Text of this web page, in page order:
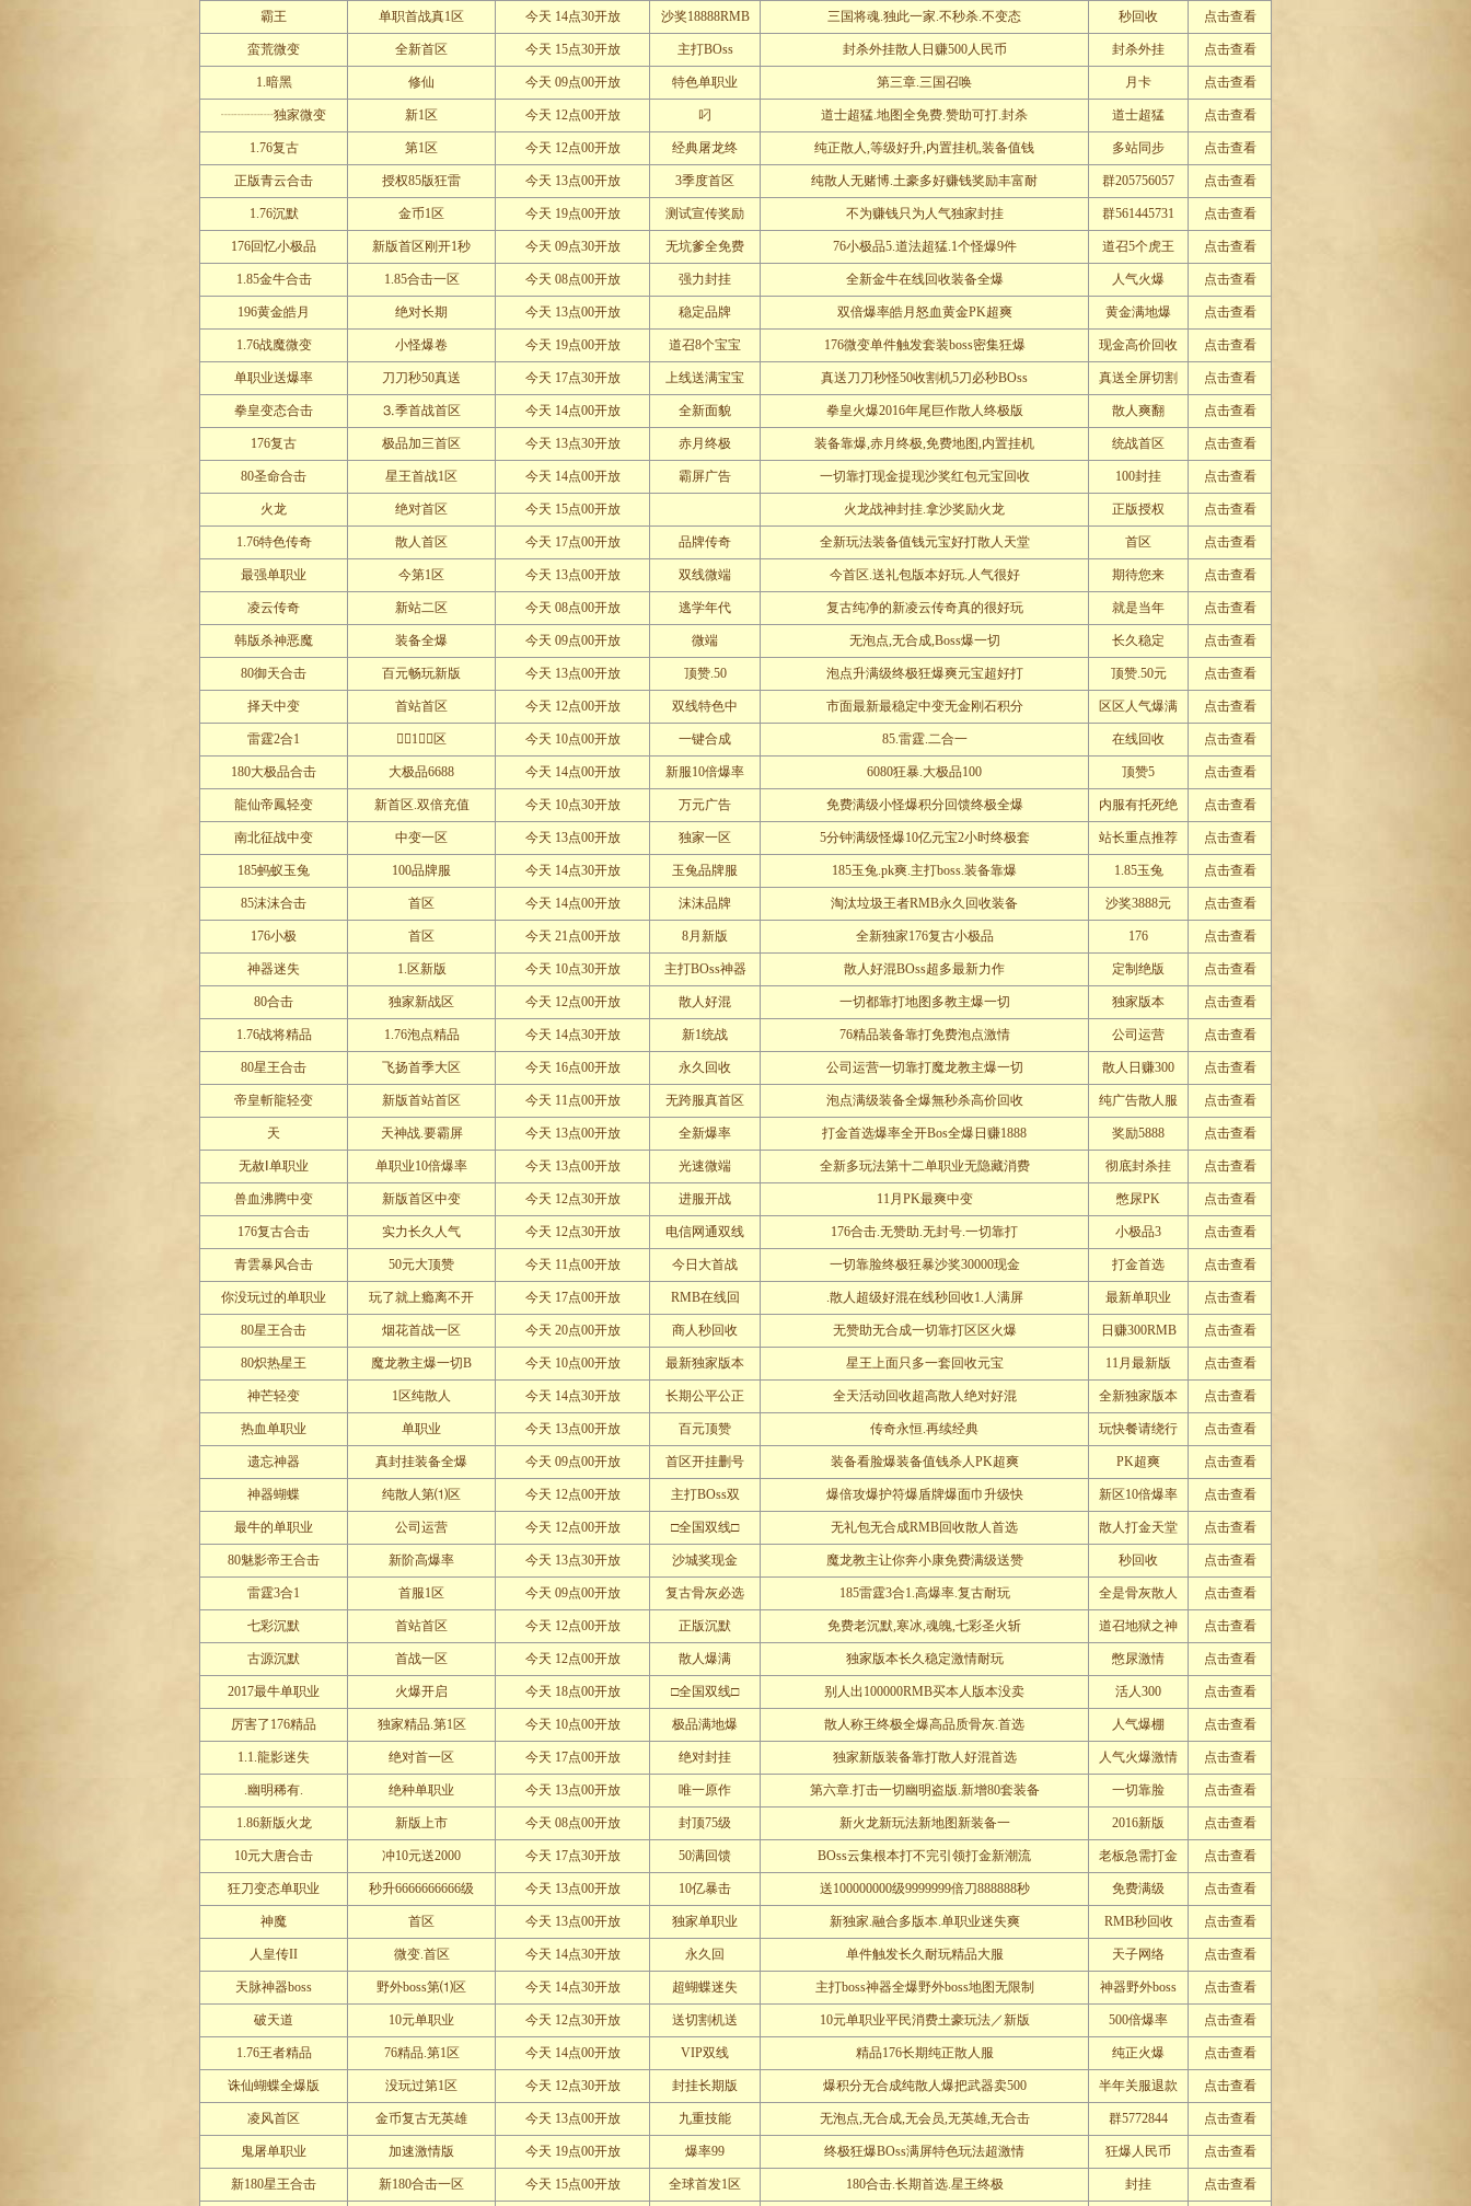
霸王 单职首战真1区 今天 14点30开放 沙奖18888RMB 三国将魂.独此一家.不秒杀.不变态 秒回收 点击查看
蛮荒微变 全新首区 今天 15点30开放 主打BOss 封杀外挂散人日赚500人民币 封杀外挂 点击查看
1.暗黑 修仙 今天 09点00开放 特色单职业 第三章.三国召唤 月卡 点击查看
┈┈┈┈独家微变 新1区 今天 12点00开放 叼 道士超猛.地图全免费.赞助可打.封杀 道士超猛 点击查看
1.76复古 第1区 今天 12点00开放 经典屠龙终 纯正散人,等级好升,内置挂机,装备值钱 多站同步 点击查看
正版青云合击 授权85版狂雷 今天 13点00开放 3季度首区 纯散人无赌博.土豪多好赚钱奖励丰富耐 群205756057 点击查看
1.76沉默 金币1区 今天 19点00开放 测试宣传奖励 不为赚钱只为人气独家封挂 群561445731 点击查看
176回忆小极品 新版首区刚开1秒 今天 09点30开放 无坑爹全免费 76小极品5.道法超猛.1个怪爆9件 道召5个虎王 点击查看
1.85金牛合击 1.85合击一区 今天 08点00开放 强力封挂 全新金牛在线回收装备全爆 人气火爆 点击查看
196黄金皓月 绝对长期 今天 13点00开放 稳定品牌 双倍爆率皓月怒血黄金PK超爽 黄金满地爆 点击查看
1.76战魔微变 小怪爆卷 今天 19点00开放 道召8个宝宝 176微变单件触发套装boss密集狂爆 现金高价回收 点击查看
单职业送爆率 刀刀秒50真送 今天 17点30开放 上线送满宝宝 真送刀刀秒怪50收割机5刀必秒BOss 真送全屏切割 点击查看
拳皇变态合击 ⒊季首战首区 今天 14点00开放 全新面貌 拳皇火爆2016年尾巨作散人终极版 散人爽翻 点击查看
176复古 极品加三首区 今天 13点30开放 赤月终极 装备靠爆,赤月终极,免费地图,内置挂机 统战首区 点击查看
80圣命合击 星王首战1区 今天 14点00开放 霸屏广告 一切靠打现金提现沙奖红包元宝回收 100封挂 点击查看
火龙 绝对首区 今天 15点00开放 火龙战神封挂.拿沙奖励火龙 正版授权 点击查看
1.76特色传奇 散人首区 今天 17点00开放 品牌传奇 全新玩法装备值钱元宝好打散人天堂 首区 点击查看
最强单职业 今第1区 今天 13点00开放 双线微端 今首区.送礼包版本好玩.人气很好 期待您来 点击查看
凌云传奇 新站二区 今天 08点00开放 逃学年代 复古纯净的新凌云传奇真的很好玩 就是当年 点击查看
韩版杀神恶魔 装备全爆 今天 09点00开放 微端 无泡点,无合成,Boss爆一切 长久稳定 点击查看
80御天合击 百元畅玩新版 今天 13点00开放 顶赞.50 泡点升满级终极狂爆爽元宝超好打 顶赞.50元 点击查看
择天中变 首站首区 今天 12点00开放 双线特色中 市面最新最稳定中变无金刚石积分 区区人气爆满 点击查看
雷霆2合1 1区 今天 10点00开放 一键合成 85.雷霆.二合一 在线回收 点击查看
180大极品合击 大极品6688 今天 14点00开放 新服10倍爆率 6080狂暴.大极品100 顶赞5 点击查看
龍仙帝鳳轻变 新首区.双倍充值 今天 10点30开放 万元广告 免费满级小怪爆积分回馈终极全爆 内服有托死绝 点击查看
南北征战中变 中变一区 今天 13点00开放 独家一区 5分钟满级怪爆10亿元宝2小时终极套 站长重点推荐 点击查看
185蚂蚁玉兔 100品牌服 今天 14点30开放 玉兔品牌服 185玉兔.pk爽.主打boss.装备靠爆 1.85玉兔 点击查看
85沫沫合击 首区 今天 14点00开放 沫沫品牌 淘汰垃圾王者RMB永久回收装备 沙奖3888元 点击查看
176小极 首区 今天 21点00开放 8月新版 全新独家176复古小极品 176 点击查看
神器迷失 1.区新版 今天 10点30开放 主打BOss神器 散人好混BOss超多最新力作 定制绝版 点击查看
80合击 独家新战区 今天 12点00开放 散人好混 一切都靠打地图多教主爆一切 独家版本 点击查看
1.76战将精品 1.76泡点精品 今天 14点30开放 新1统战 76精品装备靠打免费泡点激情 公司运营 点击查看
80星王合击 飞扬首季大区 今天 16点00开放 永久回收 公司运营一切靠打魔龙教主爆一切 散人日赚300 点击查看
帝皇斬龍轻变 新版首站首区 今天 11点00开放 无跨服真首区 泡点满级装备全爆無秒杀高价回收 纯广告散人服 点击查看
天 天神战.要霸屏 今天 13点00开放 全新爆率 打金首选爆率全开Bos全爆日赚1888 奖励5888 点击查看
无赦Ⅰ单职业 单职业10倍爆率 今天 13点00开放 光速微端 全新多玩法第十二单职业无隐藏消费 彻底封杀挂 点击查看
兽血沸腾中变 新版首区中变 今天 12点30开放 进服开战 11月PK最爽中变 憋尿PK 点击查看
176复古合击 实力长久人气 今天 12点30开放 电信网通双线 176合击.无赞助.无封号.一切靠打 小极品3 点击查看
青雲暴风合击 50元大顶赞 今天 11点00开放 今日大首战 一切靠脸终极狂暴沙奖30000现金 打金首选 点击查看
你没玩过的单职业 玩了就上瘾离不开 今天 17点00开放 RMB在线回 .散人超级好混在线秒回收1.人满屏 最新单职业 点击查看
80星王合击 烟花首战一区 今天 20点00开放 商人秒回收 无赞助无合成一切靠打区区火爆 日赚300RMB 点击查看
80炽热星王 魔龙教主爆一切B 今天 10点00开放 最新独家版本 星王上面只多一套回收元宝 11月最新版 点击查看
神芒轻变 1区纯散人 今天 14点30开放 长期公平公正 全天活动回收超高散人绝对好混 全新独家版本 点击查看
热血单职业 单职业 今天 13点00开放 百元顶赞 传奇永恒.再续经典 玩快餐请绕行 点击查看
遗忘神器 真封挂装备全爆 今天 09点00开放 首区开挂删号 装备看脸爆装备值钱杀人PK超爽 PK超爽 点击查看
神器蝴蝶 纯散人第⑴区 今天 12点00开放 主打BOss双 爆倍攻爆护符爆盾牌爆面巾升级快 新区10倍爆率 点击查看
最牛的单职业 公司运营 今天 12点00开放 □全国双线□ 无礼包无合成RMB回收散人首选 散人打金天堂 点击查看
80魅影帝王合击 新阶高爆率 今天 13点30开放 沙城奖现金 魔龙教主让你奔小康免费满级送赞 秒回收 点击查看
雷霆3合1 首服1区 今天 09点00开放 复古骨灰必选 185雷霆3合1.高爆率.复古耐玩 全是骨灰散人 点击查看
七彩沉默 首站首区 今天 12点00开放 正版沉默 免费老沉默,寒冰,魂魄,七彩圣火斩 道召地狱之神 点击查看
古源沉默 首战一区 今天 12点00开放 散人爆满 独家版本长久稳定激情耐玩 憋尿激情 点击查看
2017最牛单职业 火爆开启 今天 18点00开放 □全国双线□ 别人出100000RMB买本人版本没卖 活人300 点击查看
厉害了176精品 独家精品.第1区 今天 10点00开放 极品满地爆 散人称王终极全爆高品质骨灰.首选 人气爆棚 点击查看
1.1.龍影迷失 绝对首一区 今天 17点00开放 绝对封挂 独家新版装备靠打散人好混首选 人气火爆激情 点击查看
.幽明稀有. 绝种单职业 今天 13点00开放 唯一原作 第六章.打击一切幽明盗版.新增80套装备 一切靠脸 点击查看
1.86新版火龙 新版上市 今天 08点00开放 封顶75级 新火龙新玩法新地图新装备一 2016新版 点击查看
10元大唐合击 冲10元送2000 今天 17点30开放 50满回馈 BOss云集根本打不完引领打金新潮流 老板急需打金 点击查看
狂刀变态单职业 秒升6666666666级 今天 13点00开放 10亿暴击 送100000000级9999999倍刀888888秒 免费满级 点击查看
神魔 首区 今天 13点00开放 独家单职业 新独家.融合多版本.单职业迷失爽 RMB秒回收 点击查看
人皇传II 微变.首区 今天 14点30开放 永久回 单件触发长久耐玩精品大服 天子网络 点击查看
天脉神器boss 野外boss第⑴区 今天 14点30开放 超蝴蝶迷失 主打boss神器全爆野外boss地图无限制 神器野外boss 点击查看
破天道 10元单职业 今天 12点30开放 送切割机送 10元单职业平民消费土豪玩法／新版 500倍爆率 点击查看
1.76王者精品 76精品.第1区 今天 14点00开放 VIP双线 精品176长期纯正散人服 纯正火爆 点击查看
诛仙蝴蝶全爆版 没玩过第1区 今天 12点30开放 封挂长期版 爆积分无合成纯散人爆把武器卖500 半年关服退款 点击查看
凌风首区 金币复古无英雄 今天 13点00开放 九重技能 无泡点,无合成,无会员,无英雄,无合击 群5772844 点击查看
鬼屠单职业 加速激情版 今天 19点00开放 爆率99 终极狂爆BOss满屏特色玩法超激情 狂爆人民币 点击查看
新180星王合击 新180合击一区 今天 15点00开放 全球首发1区 180合击.长期首选.星王终极 封挂 点击查看